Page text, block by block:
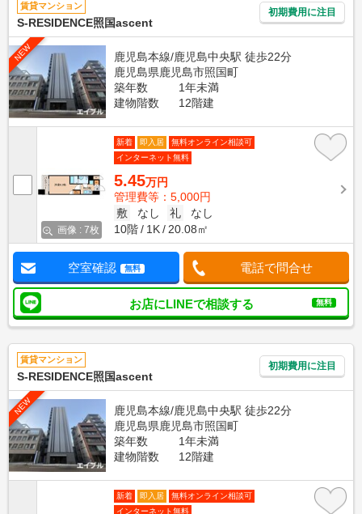
賃貸マンション
S-RESIDENCE照国ascent
初期費用に注目
NEW
鹿児島本線/鹿児島中央駅 徒歩22分
鹿児島県鹿児島市照国町
築年数
1年未満
建物階数
12階建
画像 : 7枚
新着 即入居
無料オンライン相談可
インターネット無料
5.45万円
管理費等：5,000円
敷
なし 礼
なし
10階
1K 20.08㎡
空室確認 無料 電話で問合せ
お店にLINEで相談する 無料
賃貸マンション
S-RESIDENCE照国ascent
初期費用に注目
NEW
鹿児島本線/鹿児島中央駅 徒歩22分
鹿児島県鹿児島市照国町
築年数
1年未満
建物階数
12階建
新着 即入居
無料オンライン相談可
インターネット無料